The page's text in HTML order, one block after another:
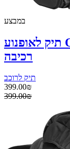
במבצע
תיק לאופנוע OGIO Throttle Pack אוג'יו תיק
רכיבה
תיק לרוכב
399.00₪
399.00₪